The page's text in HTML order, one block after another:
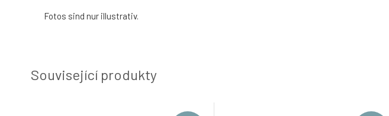
Fotos sind nur illustrativ.
Související produkty